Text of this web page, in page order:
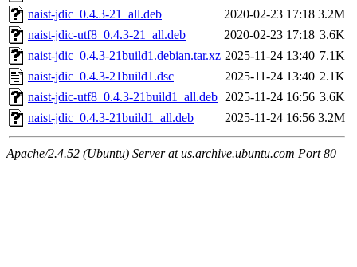
naist-jdic_0.4.3-21_all.deb
2020-02-23 17:18 3.2M
naist-jdic-utf8_0.4.3-21_all.deb
2020-02-23 17:18 3.6K
naist-jdic_0.4.3-21build1.debian.tar.xz 2025-11-24 13:40 7.1K
naist-jdic_0.4.3-21build1.dsc
2025-11-24 13:40 2.1K
naist-jdic-utf8_0.4.3-21build1_all.deb 2025-11-24 16:56 3.6K
naist-jdic_0.4.3-21build1_all.deb
2025-11-24 16:56 3.2M
Apache/2.4.52 (Ubuntu) Server at us.archive.ubuntu.com Port 80